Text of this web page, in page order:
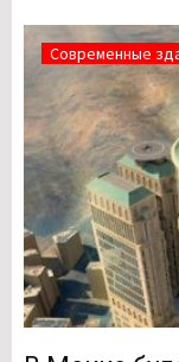
Современные